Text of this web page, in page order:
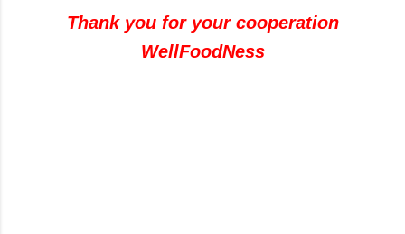
Thank you for your cooperation
WellFoodNess